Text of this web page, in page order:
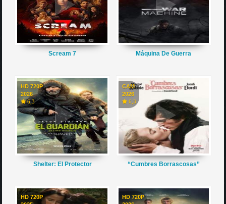
Scream 7 Máquina De Guerra
HD 720P
2026
6,3
Shelter: El Protector
CAM
2026
6,3
“Cumbres Borrascosas”
HD 720P
HD 720P